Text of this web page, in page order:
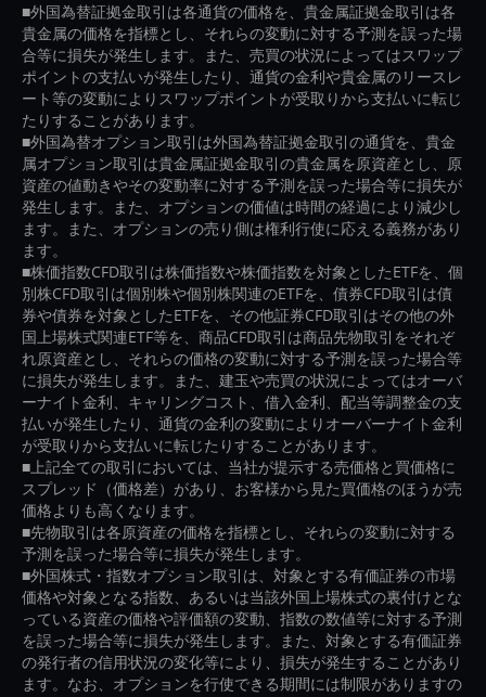
■外国為替証拠金取引は各通貨の価格を、貴金属証拠金取引は各
貴金属の価格を指標とし、それらの変動に対する予測を誤った場
合等に損失が発生します。また、売買の状況によってはスワップ
ポイントの支払いが発生したり、通貨の金利や貴金属のリースレ
ート等の変動によりスワップポイントが受取りから支払いに転じ
たりすることがあります。
■外国為替オプション取引は外国為替証拠金取引の通貨を、貴金
属オプション取引は貴金属証拠金取引の貴金属を原資産とし、原
資産の値動きやその変動率に対する予測を誤った場合等に損失が
発生します。また、オプションの価値は時間の経過により減少し
ます。また、オプションの売り側は権利行使に応える義務があり
ます。
■株価指数CFD取引は株価指数や株価指数を対象としたETFを、個
別株CFD取引は個別株や個別株関連のETFを、債券CFD取引は債
券や債券を対象としたETFを、その他証券CFD取引はその他の外
国上場株式関連ETF等を、商品CFD取引は商品先物取引をそれぞ
れ原資産とし、それらの価格の変動に対する予測を誤った場合等
に損失が発生します。また、建玉や売買の状況によってはオーバ
ーナイト金利、キャリングコスト、借入金利、配当等調整金の支
払いが発生したり、通貨の金利の変動によりオーバーナイト金利
が受取りから支払いに転じたりすることがあります。
■上記全ての取引においては、当社が提示する売価格と買価格に
スプレッド（価格差）があり、お客様から見た買価格のほうが売
価格よりも高くなります。
■先物取引は各原資産の価格を指標とし、それらの変動に対する
予測を誤った場合等に損失が発生します。
■外国株式・指数オプション取引は、対象とする有価証券の市場
価格や対象となる指数、あるいは当該外国上場株式の裏付けとな
っている資産の価格や評価額の変動、指数の数値等に対する予測
を誤った場合等に損失が発生します。また、対象とする有価証券
の発行者の信用状況の変化等により、損失が発生することがあり
ます。なお、オプションを行使できる期間には制限がありますの